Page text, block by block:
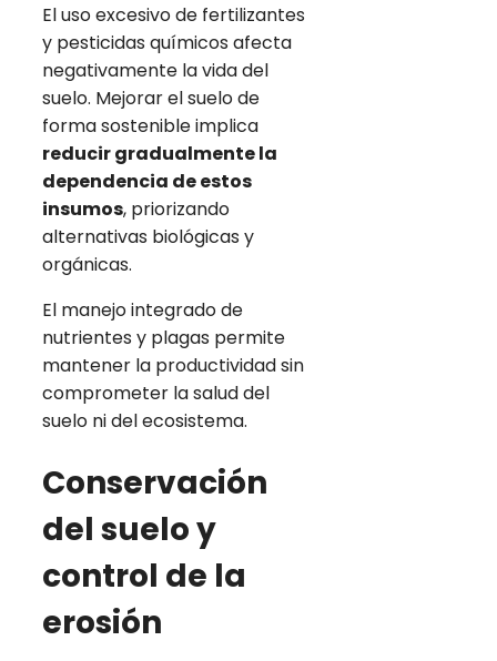
El uso excesivo de fertilizantes
y pesticidas químicos afecta
negativamente la vida del
suelo. Mejorar el suelo de
forma sostenible implica
reducir gradualmente la
dependencia de estos
insumos, priorizando
alternativas biológicas y
orgánicas.
El manejo integrado de
nutrientes y plagas permite
mantener la productividad sin
comprometer la salud del
suelo ni del ecosistema.
Conservación
del suelo y
control de la
erosión